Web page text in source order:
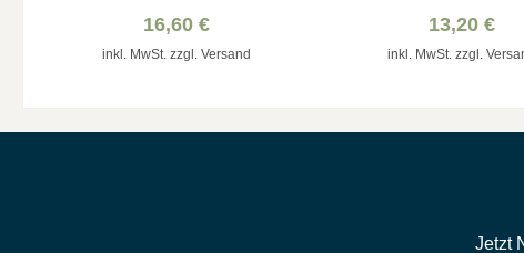
16,60 €
inkl. MwSt. zzgl. Versand
13,20 €
inkl. MwSt. zzgl.
Jetzt